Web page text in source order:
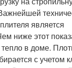
является
ниже этот
в доме.
с учетом